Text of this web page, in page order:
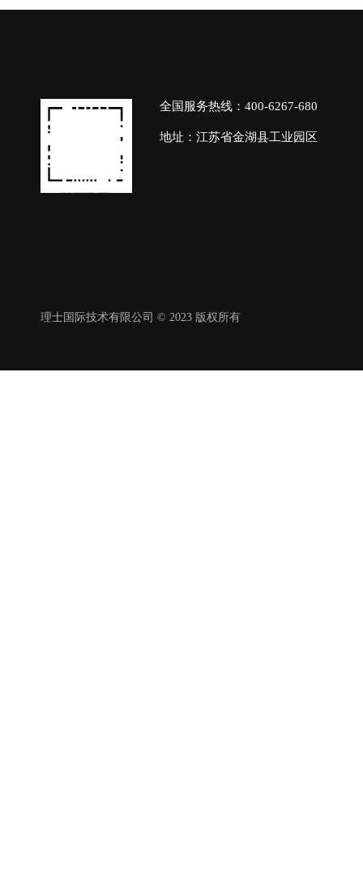
全国服务热线：400-6267-680
地址：江苏省金湖县工业园区
理士国际技术有限公司 © 2023 版权所有